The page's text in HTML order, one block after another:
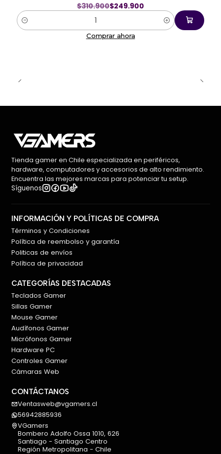
$310.900$249.900
Cantidad
Comprar ahora
Tienda gamer en Chile especializada en periféricos,
hardware, computadores y accesorios de alto rendimiento.
Encuentra las mejores marcas para potenciar tu setup.
Síguenos
INFORMACIÓN Y POLÍTICAS DE COMPRA
Términos y Condiciones
Política de reembolso y garantía
Politicas de envíos
Política de privacidad
CATEGORÍAS DESTACADAS
Teclados Gamer
Sillas Gamer
Mouse Gamer
Audífonos Gamer
Micrófonos Gamer
Hardware PC
Controles Gamer
Cámaras Web
CONTÁCTANOS
Ventasweb@vgamers.cl
56942885936
VGamers
Bombero Adolfo Ossa 1010, 626
Santiago - Santiago Centro
Región Metropolitana - Chile